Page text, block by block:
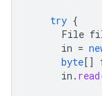
try {
File
in =
byte[]
in . read